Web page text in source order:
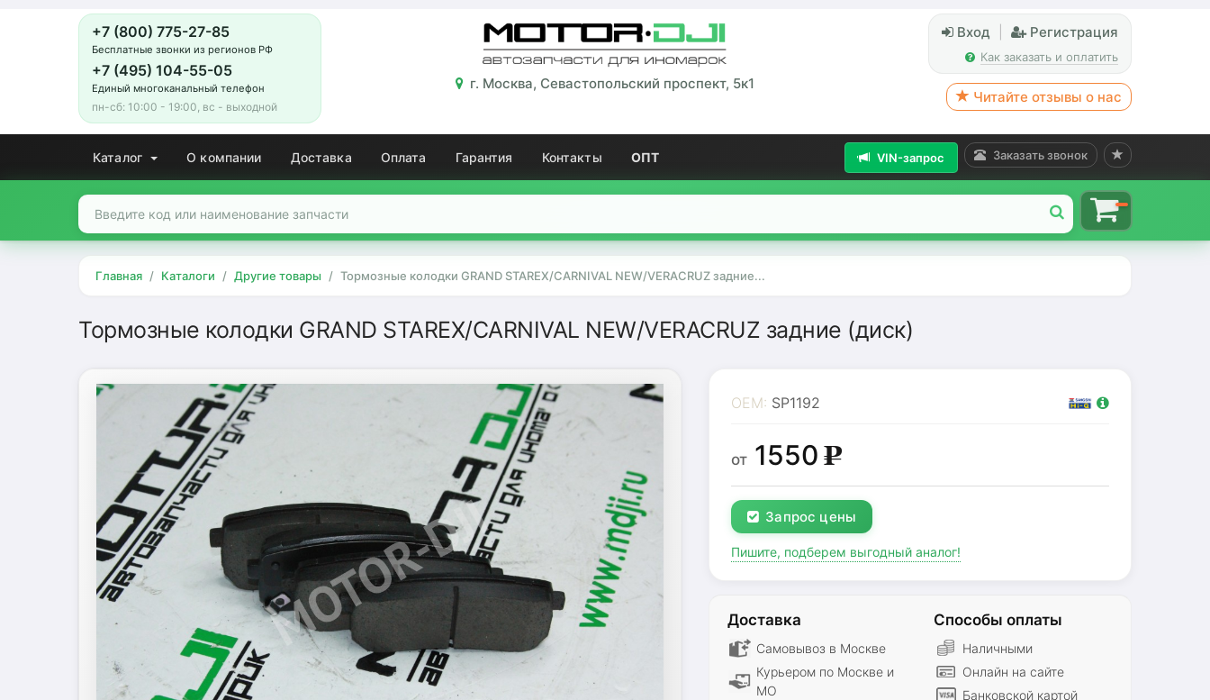
+7 (800) 775-27-85
Бесплатные звонки из регионов РФ
+7 (495) 104-55-05
Единый многоканальный телефон
пн-сб: 10:00 - 19:00, вс - выходной
г. Москва, Севастопольский проспект, 5к1
Вход Регистрация
Как заказать и оплатить
Читайте отзывы о нас
Каталог О компании Доставка Оплата Гарантия Контакты ОПТ Заказать звонок
VIN-запрос
Главная Каталоги Другие товары Тормозные колодки GRAND STAREX/CARNIVAL NEW/VERACRUZ задние...
Тормозные колодки GRAND STAREX/CARNIVAL NEW/VERACRUZ задние (диск)
OEM: SP1192
от 1550g
Запрос цены
Пишите, подберем выгодный аналог!
Доставка
Самовывоз в Москве
Курьером по Москве и
МО
Способы оплаты
Наличными
Онлайн на сайте
Банковской картой